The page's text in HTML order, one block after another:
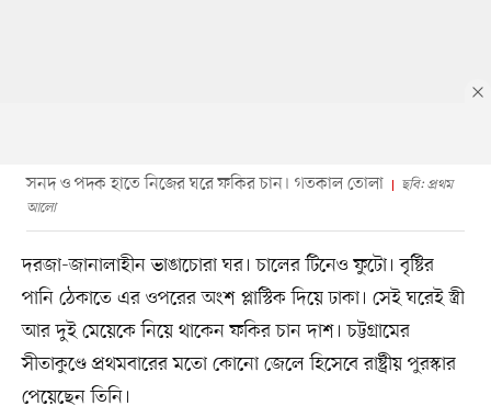
সনদ ও পদক হাতে নিজের ঘরে ফকির চান। গতকাল তোলা
ছবি: প্রথম
আলো
দরজা-জানালাহীন ভাঙাচোরা ঘর। চালের টিনেও ফুটো। বৃষ্টির
পানি ঠেকাতে এর ওপরের অংশ প্লাস্টিক দিয়ে ঢাকা। সেই ঘরেই স্ত্রী
আর দুই মেয়েকে নিয়ে থাকেন ফকির চান দাশ। চট্টগ্রামের
সীতাকুণ্ডে প্রথমবারের মতো কোনো জেলে হিসেবে রাষ্ট্রীয় পুরস্কার
পেয়েছেন তিনি।